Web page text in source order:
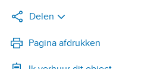
Delen
LinkedIn
Pagina afdrukken